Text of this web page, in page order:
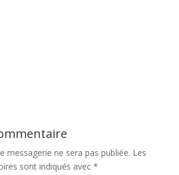
messagerie ne sera pas publiée. Les
sont indiqués avec *